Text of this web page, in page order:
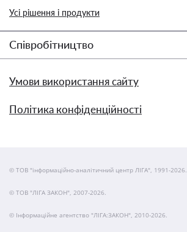
Усі рішення і продукти
Співробітництво
Умови використання сайту
Політика конфіденційності
© ТОВ "інформаційно-аналітичний центр ЛІГА", 1991-2026.
© ТОВ "ЛІГА ЗАКОН", 2007-2026.
© Інформаційне агентство "ЛІГА:ЗАКОН", 2010-2026.